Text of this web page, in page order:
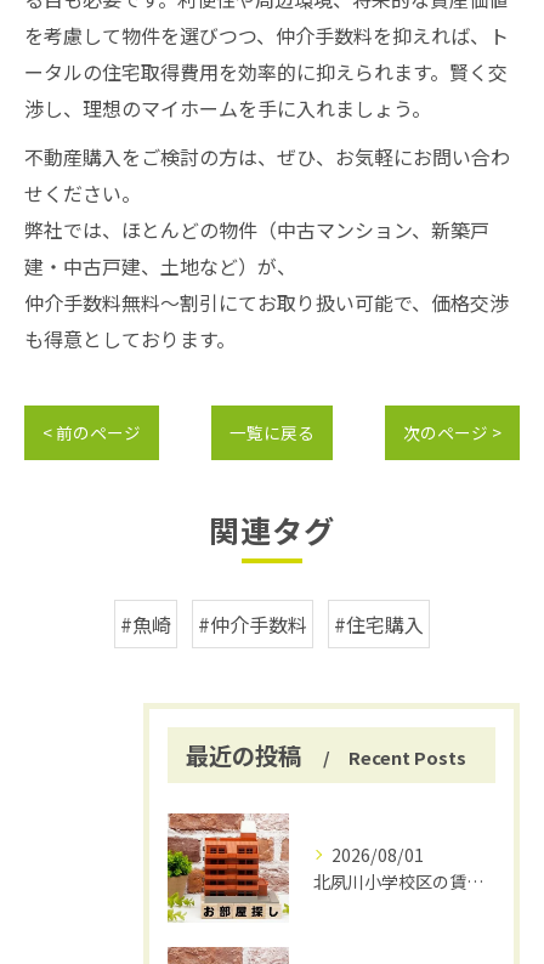
を考慮して物件を選びつつ、仲介手数料を抑えれば、ト
ータルの住宅取得費用を効率的に抑えられます。賢く交
渉し、理想のマイホームを手に入れましょう。
不動産購入をご検討の方は、ぜひ、お気軽にお問い合わ
せください。
弊社では、ほとんどの物件（中古マンション、新築戸
建・中古戸建、土地など）が、
仲介手数料無料～割引にてお取り扱い可能で、価格交渉
も得意としております。
< 前のページ 一覧に戻る 次のページ >
関連タグ
#魚崎 #仲介手数料 #住宅購入
最近の投稿 Recent Posts
2026/08/01
北夙川小学校区の賃貸と仲介手数料無料の魅力